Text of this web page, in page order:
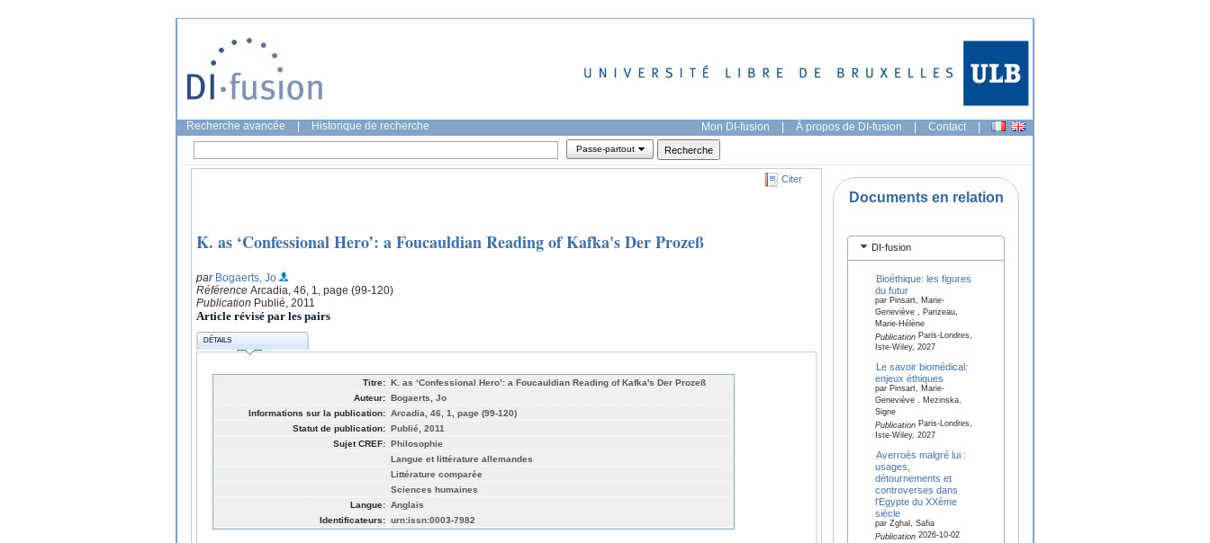
Recherche avancée Historique de recherche Mon DI-fusion | À propos de DI-fusion | Contact |
Passe-partout
Citer
K. as ‘Confessional Hero’: a Foucauldian Reading of Kafka's Der Prozeß
par Bogaerts, Jo
Référence Arcadia, 46, 1, page (99-120)
Publication Publié, 2011
Article révisé par les pairs
DÉTAILS
Titre: K. as ‘Confessional Hero’: a Foucauldian Reading of Kafka's Der Prozeß
Auteur: Bogaerts, Jo
Informations sur la publication: Arcadia, 46, 1, page (99-120)
Statut de publication: Publié, 2011
Sujet CREF: Philosophie
Langue et littérature allemandes
Littérature comparée
Sciences humaines
Langue: Anglais
Identificateurs: urn:issn:0003-7982
Documents en relation
DI-fusion
Bioéthique: les figures
du futur
par Pinsart, Marie-
Geneviève , Parizeau,
Marie-Hélène
PublicationParis-Londres,
Iste-Wiley, 2027
Le savoir biomédical:
enjeux éthiques
par Pinsart, Marie-
Geneviève , Mezinska,
Signe
PublicationParis-Londres,
Iste-Wiley, 2027
Averroès malgré lui :
usages,
détournements et
controverses dans
l'Egypte du XXème
siècle
par Zghal, Safia
Publication2026-10-02